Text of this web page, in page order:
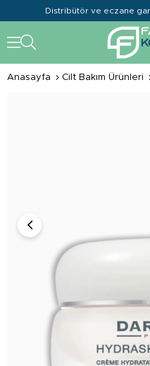
Distribütör ve eczane
Anasayfa Cilt Bakım Ürünleri